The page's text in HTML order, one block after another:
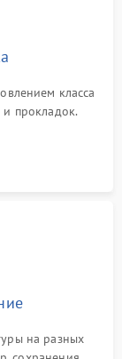
класса
прокладок.
температур.
на разных